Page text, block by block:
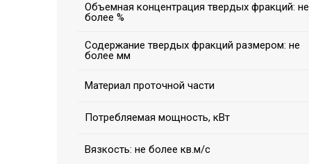
Объемная концентрация твердых фракций: не
более %
Содержание твердых фракций размером: не
более мм
Материал проточной части
Потребляемая мощность, кВт
Вязкость: не более кв.м/с